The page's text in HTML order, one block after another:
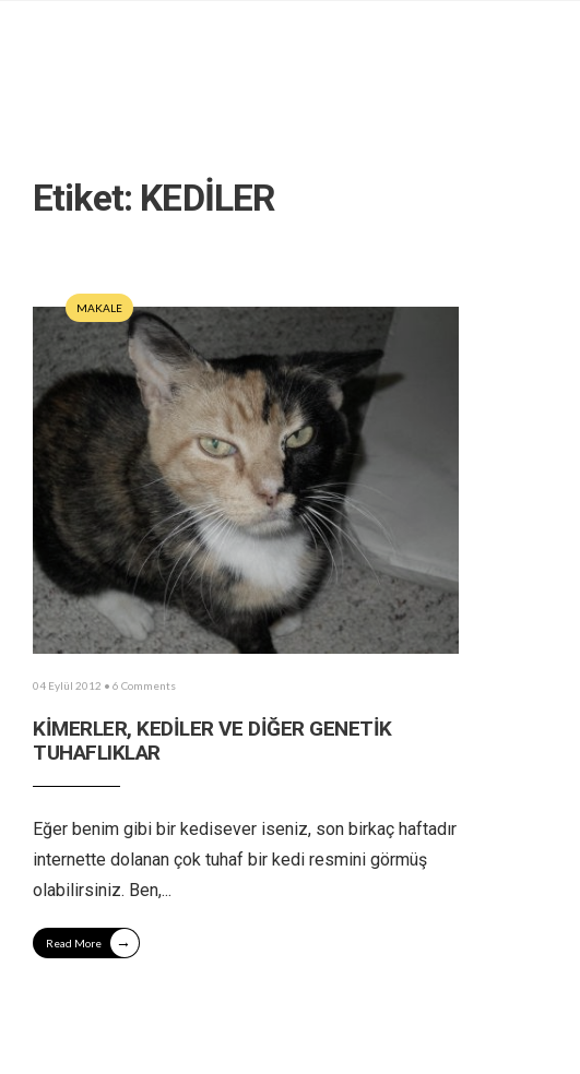
Etiket: KEDİLER
MAKALE
04 Eylül 2012 • 6 Comments
KİMERLER, KEDİLER VE DİĞER GENETİK
TUHAFLIKLAR
Eğer benim gibi bir kedisever iseniz, son birkaç haftadır
internette dolanan çok tuhaf bir kedi resmini görmüş
olabilirsiniz. Ben,...
Read More →